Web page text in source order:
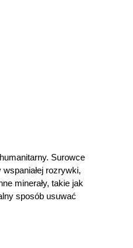
Surowce
rozrywki,
minerały, takie jak
sposób usuwać